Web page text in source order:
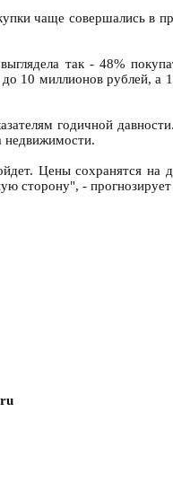
чаще совершались в
так - 48%
10 миллионов рублей, а
годичной
недвижимости.
Цены сохранятся на
сторону", -